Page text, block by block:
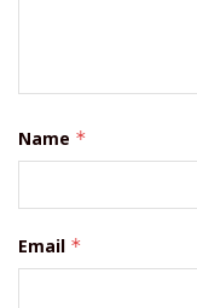
Name *
Email *